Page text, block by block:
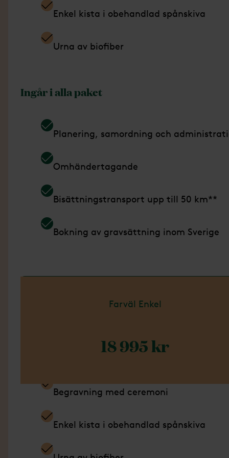
Enkel kista i obehandlad spånskiva
Urna av biofiber
Ingår i alla paket
Planering, samordning och
Omhändertagande
Bisättningstransport upp till 50 km**
Bokning av gravsättning inom Sverige
Farväl Enkel
18 995 kr
Ingår i detta paket
Begravning med ceremoni
Enkel kista i obehandlad spånskiva